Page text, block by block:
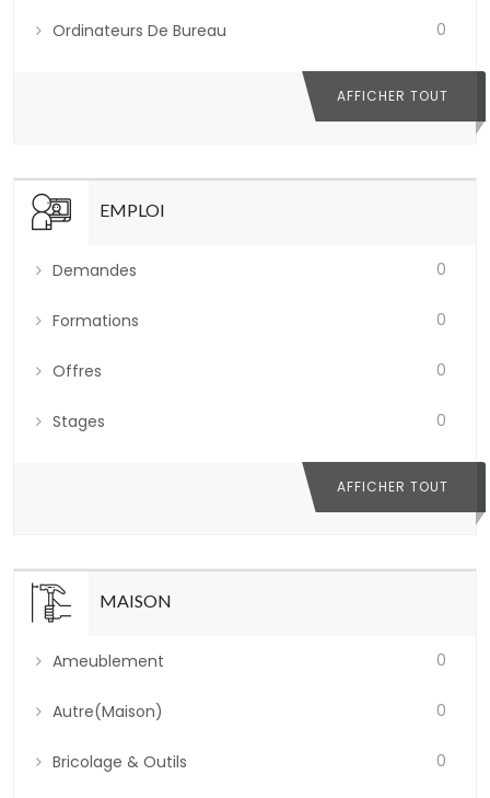
Ordinateurs De Bureau 0
AFFICHER TOUT
EMPLOI
Demandes 0
Formations 0
Offres 0
Stages 0
AFFICHER TOUT
MAISON
Ameublement 0
Autre(Maison) 0
Bricolage & Outils 0